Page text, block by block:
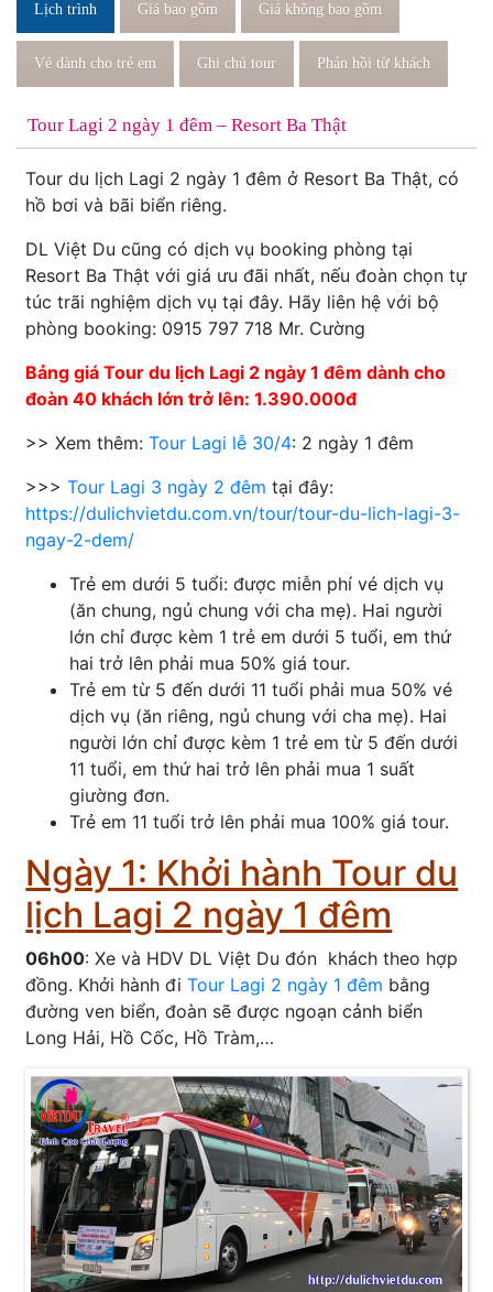
Lịch trình Giá bao gồm Giá không bao gồm
Vé dành cho trẻ em Ghi chú tour Phản hồi từ khách
Tour Lagi 2 ngày 1 đêm – Resort Ba Thật
Tour du lịch Lagi 2 ngày 1 đêm ở Resort Ba Thật, có
hồ bơi và bãi biển riêng.
DL Việt Du cũng có dịch vụ booking phòng tại
Resort Ba Thật với giá ưu đãi nhất, nếu đoàn chọn tự
túc trãi nghiệm dịch vụ tại đây. Hãy liên hệ với bộ
phòng booking: 0915 797 718 Mr. Cường
Bảng giá Tour du lịch Lagi 2 ngày 1 đêm dành cho
đoàn 40 khách lớn trở lên: 1.390.000đ
>> Xem thêm:Tour Lagi lễ 30/4: 2 ngày 1 đêm
>>>Tour Lagi 3 ngày 2 đêm tại đây:
https://dulichvietdu.com.vn/tour/tour-du-lich-lagi-3-
ngay-2-dem/
Trẻ em dưới 5 tuổi: được miễn phí vé dịch vụ
(ăn chung, ngủ chung với cha mẹ). Hai người
lớn chỉ được kèm 1 trẻ em dưới 5 tuổi, em thứ
hai trở lên phải mua 50% giá tour.
Trẻ em từ 5 đến dưới 11 tuổi phải mua 50% vé
dịch vụ (ăn riêng, ngủ chung với cha mẹ). Hai
người lớn chỉ được kèm 1 trẻ em từ 5 đến dưới
11 tuổi, em thứ hai trở lên phải mua 1 suất
giường đơn.
Trẻ em 11 tuổi trở lên phải mua 100% giá tour.
Ngày 1: Khởi hành Tour du
lịch Lagi 2 ngày 1 đêm
06h00: Xe và HDV DL Việt Du đón khách theo hợp
đồng. Khởi hành điTour Lagi 2 ngày 1 đêm bằng
đường ven biển, đoàn sẽ được ngoạn cảnh biển
Long Hải, Hồ Cốc, Hồ Tràm,…